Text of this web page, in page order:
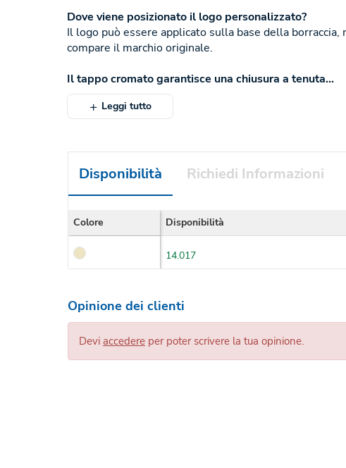
Dove viene posizionato il logo personalizzato?
Il logo può essere applicato sulla base della
compare il marchio originale.
Il tappo cromato garantisce una chiusura a tenuta...
Leggi tutto
Disponibilità Richiedi Informazioni
Colore Disponibilità
14.017
Opinione dei clienti
Devi accedere per poter scrivere la tua opinione.